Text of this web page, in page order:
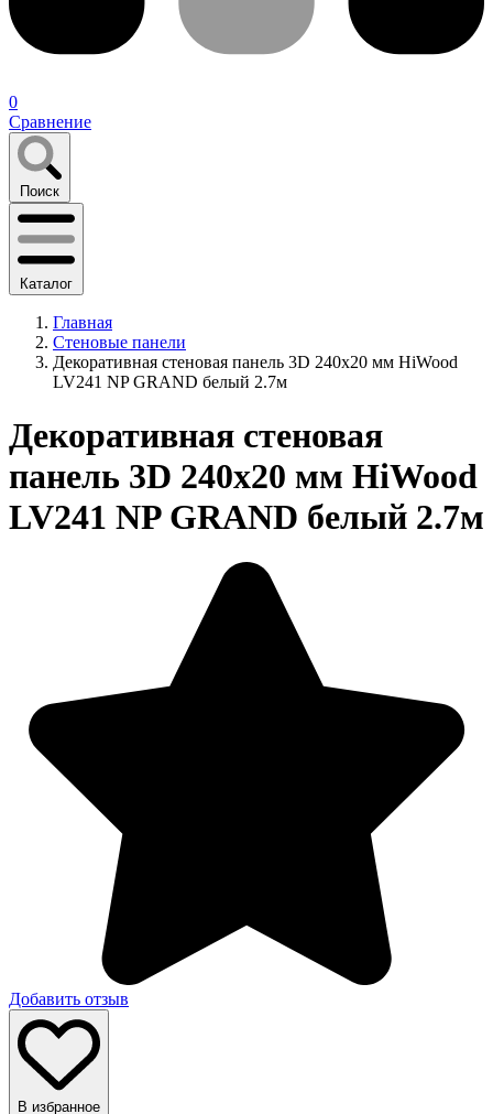
0
Сравнение
Поиск
Каталог
Главная
Стеновые панели
Декоративная стеновая панель 3D 240х20 мм HiWood
LV241 NP GRAND белый 2.7м
Декоративная стеновая
панель 3D 240х20 мм HiWood
LV241 NP GRAND белый 2.7м
Добавить отзыв
В избранное